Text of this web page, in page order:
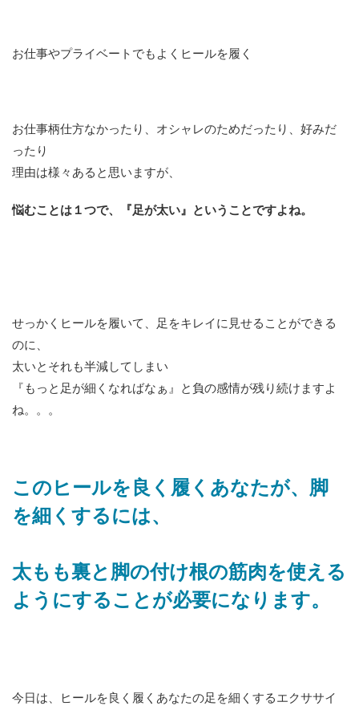
お仕事やプライベートでもよくヒールを履く
お仕事柄仕方なかったり、オシャレのためだったり、好みだ
ったり
理由は様々あると思いますが、
悩むことは１つで、『足が太い』ということですよね。
せっかくヒールを履いて、足をキレイに見せることができる
のに、
太いとそれも半減してしまい
『もっと足が細くなればなぁ』と負の感情が残り続けますよ
ね。。。
このヒールを良く履くあなたが、脚
を細くするには、
太もも裏と脚の付け根の筋肉を使える
ようにすることが必要になります。
今日は、ヒールを良く履くあなたの足を細くするエクササイ